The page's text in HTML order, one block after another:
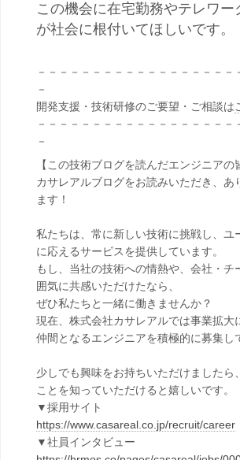
この機会に在宅勤務やテレワー
が社会に根付いてほしいです。
－－－－－－－－－－－－－－－－－－
－
開発支援・技術研修のご要望・ご相談は
－－－－－－－－－－－－－－－－－－
－
【この技術ブログを読んだエンジニアの
カサレアルブログをお読みいただき、あ
ます！
私たちは、常に新しい技術に挑戦し、ユ
に応えるサービスを提供しています。
もし、当社の技術への情熱や、会社・チ
囲気に共感いただけたなら、
ぜひ私たちと一緒に働きませんか？
現在、株式会社カサレアルでは事業拡大
仲間となるエンジニアを積極的に募集し
少しでも興味をお持ちいただけましたら
ことを知っていただけると嬉しいです。
▼採用サイト
https://www.casareal.co.jp/recruit/career
▼社員インタビュー